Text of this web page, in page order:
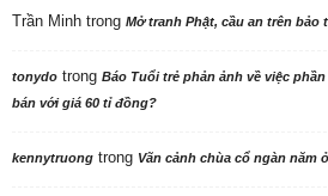
Trần Minh trong Mở tranh Phật, cầu an trên bảo
tonydo trong Báo Tuổi trẻ phản ảnh về việc
bán với giá 60 tỉ đồng?
kennytruong trong Vãn cảnh chùa cổ ngàn năm